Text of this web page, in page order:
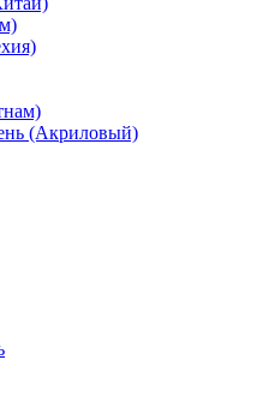
(Акриловый)